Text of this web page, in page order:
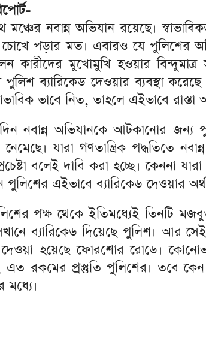
নবান্ন অভিযান রয়েছে।
চোখে পড়ার মত। এবারও যে পুলিশের
কারীদের মুখোমুখি হওয়ার
ব্যারিকেড দেওয়ার ব্যবস্থা
ভাবে নিত, তাহলে এইভাবে
নবান্ন অভিযানকে আটকানোর জন্য
যারা গণতান্ত্রিক পদ্ধতিতে
বলেই দাবি করা হচ্ছে। কেননা
পুলিশের এইভাবে ব্যারিকেড দেওয়ার
পক্ষ থেকে ইতিমধ্যেই তিনটি
ব্যারিকেড দিয়েছে পুলিশ। আর
হয়েছে ফোরশোর রোডে।
এত রকমের প্রস্তুতি পুলিশের। তবে
মধ্যে।